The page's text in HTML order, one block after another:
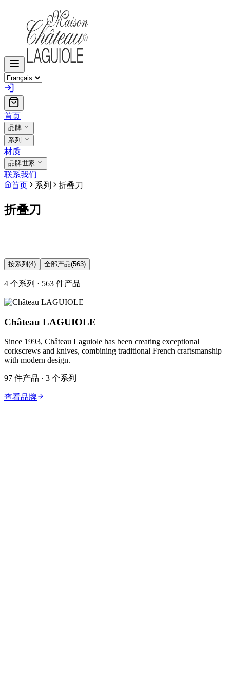
首页
品牌
系列
材质
品牌世家
联系我们
首页
系列 折叠刀
折叠刀
按系列 (4) 全部产品(563)
4 个系列 · 563 件产品
Château LAGUIOLE
Since 1993, Château Laguiole has been creating exceptional
corkscrews and knives, combining traditional French craftsmanship
with modern design.
97 件产品 · 3 个系列
查看品牌